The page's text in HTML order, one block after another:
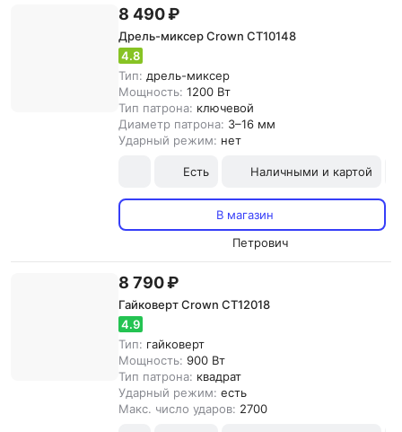
8 490 ₽
Дрель-миксер Crown CT10148
4.8
Тип: дрель-миксер
Мощность: 1200 Вт
Тип патрона: ключевой
Диаметр патрона: 3–16 мм
Ударный режим: нет
Есть Наличными и картой
В магазин
Петрович
8 790 ₽
Гайковерт Crown CT12018
4.9
Тип: гайковерт
Мощность: 900 Вт
Тип патрона: квадрат
Ударный режим: есть
Макс. число ударов: 2700